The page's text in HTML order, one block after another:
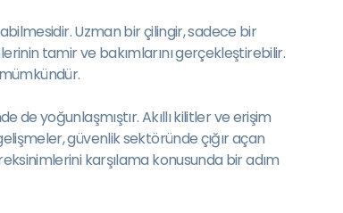
Uzman bir çilingir, sadece bir
tamir ve bakımlarını gerçekleştirebilir.
de yoğunlaşmıştır. Akıllı kilitler ve erişim
güvenlik sektöründe çığır açan
karşılama konusunda bir adım